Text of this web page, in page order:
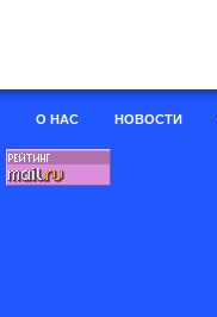
О НАС НОВОСТИ